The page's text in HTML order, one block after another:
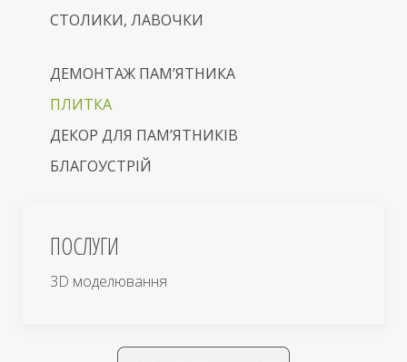
СТОЛИКИ, ЛАВОЧКИ
ДЕМОНТАЖ ПАМ’ЯТНИКА
ПЛИТКА
ДЕКОР ДЛЯ ПАМ’ЯТНИКІВ
БЛАГОУСТРІЙ
ПОСЛУГИ
3D моделювання